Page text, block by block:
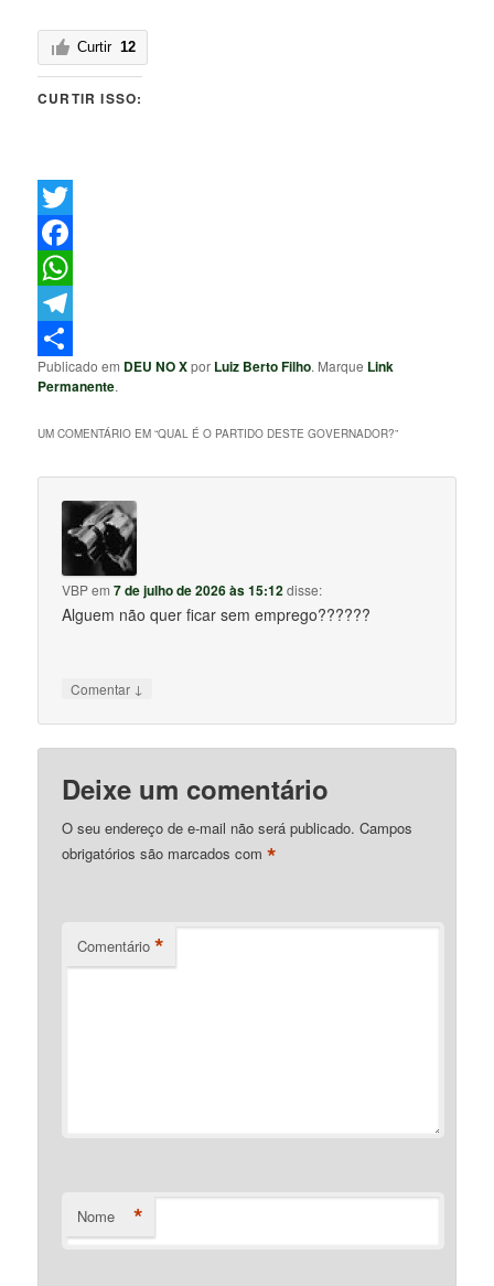
Curtir 12
CURTIR ISSO:
Twitter
Facebook
WhatsApp
Telegram
Share
Publicado em DEU NO Xpor Luiz Berto Filho. Marque Link
Permanente.
UM COMENTÁRIO EM “QUAL É O PARTIDO DESTE GOVERNADOR?”
VBPem7 de julho de 2026 às 15:12disse:
Alguem não quer ficar sem emprego??????
Comentar ↓
Deixe um comentário
O seu endereço de e-mail não será publicado. Campos
obrigatórios são marcados com*
Comentário *
Nome *